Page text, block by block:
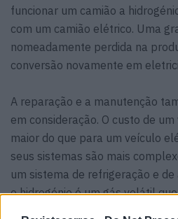
funcionar um camião a
com um camião elétrico. Uma
nomeadamente perdida na
conversão novamente em
A reparação e a manutenção
em consideração. O custo de
maior do que para um veículo
seus sistemas são mais
um sistema de refrigeração e
o hidrogénio é um gás volátil